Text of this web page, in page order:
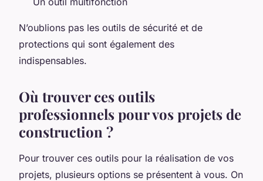
N’oublions pas les outils de sécurité et de
protections qui sont également des
indispensables.
Où trouver ces outils
professionnels pour vos projets de
construction ?
Pour trouver ces outils pour la réalisation de vos
projets, plusieurs options se présentent à vous. On